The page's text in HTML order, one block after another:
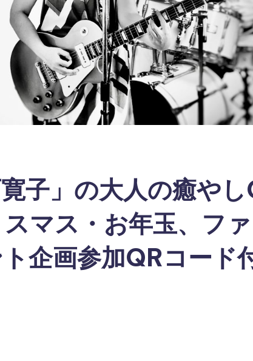
子」の大人の癒や
マス・お年玉、フ
企画参加QRコード